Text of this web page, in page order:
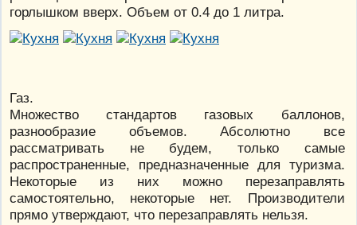
горлышком вверх. Объем от 0.4 до 1 литра.
Газ.
Множество стандартов газовых баллонов,
разнообразие объемов. Абсолютно все
рассматривать не будем, только самые
распространенные, предназначенные для туризма.
Некоторые из них можно перезаправлять
самостоятельно, некоторые нет. Производители
прямо утверждают, что перезаправлять нельзя.